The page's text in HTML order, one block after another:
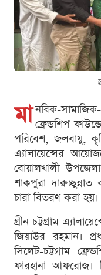
মা নবিক-
ফ্রেন্ডশিপ
পরিবেশ, জলবায়ু,
এ্যালায়েন্সের
বোয়ালখালী
শাকপুরা দারুচ্ছুন্নাত
চারা বিতরণ করা হয়।
গ্রীন চট্টগ্রাম
জিয়াউর রহমান।
সিলেট-চট্টগ্রাম
ফারহানা আফরোজ।